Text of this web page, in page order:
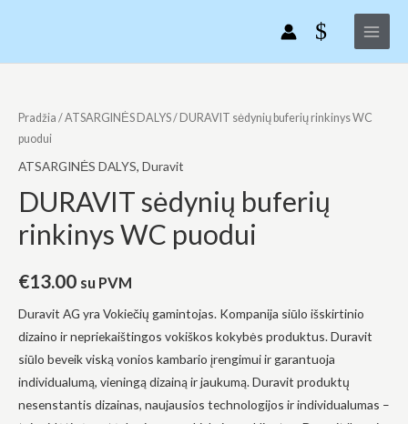
Main
Menu
Pradžia /ATSARGINĖS DALYS/ DURAVIT sėdynių buferių rinkinys WC
puodui
ATSARGINĖS DALYS, Duravit
DURAVIT sėdynių buferių
rinkinys WC puodui
€13.00 su PVM
Duravit AG yra Vokiečių gamintojas. Kompanija siūlo išskirtinio
dizaino ir nepriekaištingos vokiškos kokybės produktus. Duravit
siūlo beveik viską vonios kambario įrengimui ir garantuoja
individualumą, vieningą dizainą ir jaukumą. Duravit produktų
nesenstantis dizainas, naujausios technologijos ir individualumas –
kiekis:
DURAVIT
sėdynių
rinkinys
WC
WC